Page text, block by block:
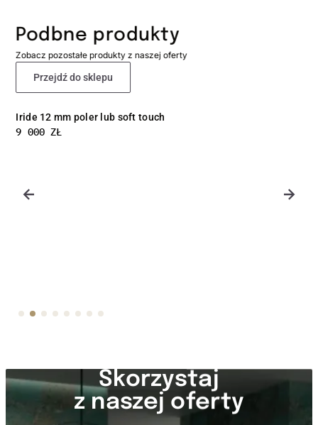
Podbne produkty
Zobacz pozostałe produkty z naszej oferty
Przejdź do sklepu
Skorzystaj
z naszej oferty